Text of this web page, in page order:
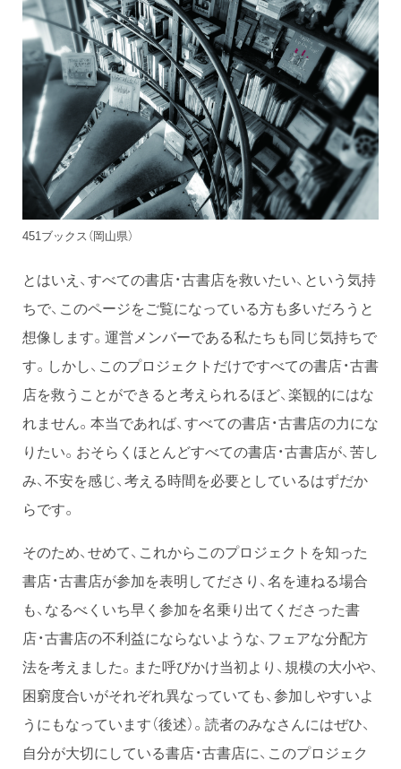
451ブックス（岡山県）
とはいえ、すべての書店・古書店を救いたい、という気持
ちで、このページをご覧になっている方も多いだろうと
想像します。運営メンバーである私たちも同じ気持ちで
す。しかし、このプロジェクトだけですべての書店・古書
店を救うことができると考えられるほど、楽観的にはな
れません。本当であれば、すべての書店・古書店の力にな
りたい。おそらくほとんどすべての書店・古書店が、苦し
み、不安を感じ、考える時間を必要としているはずだか
らです。
そのため、せめて、これからこのプロジェクトを知った
書店・古書店が参加を表明してださり、名を連ねる場合
も、なるべくいち早く参加を名乗り出てくださった書
店・古書店の不利益にならないような、フェアな分配方
法を考えました。また呼びかけ当初より、規模の大小や、
困窮度合いがそれぞれ異なっていても、参加しやすいよ
うにもなっています（後述）。読者のみなさんにはぜひ、
自分が大切にしている書店・古書店に、このプロジェク